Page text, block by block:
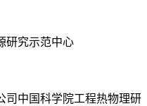
研究示范中心
司中国科学院工程热物理研